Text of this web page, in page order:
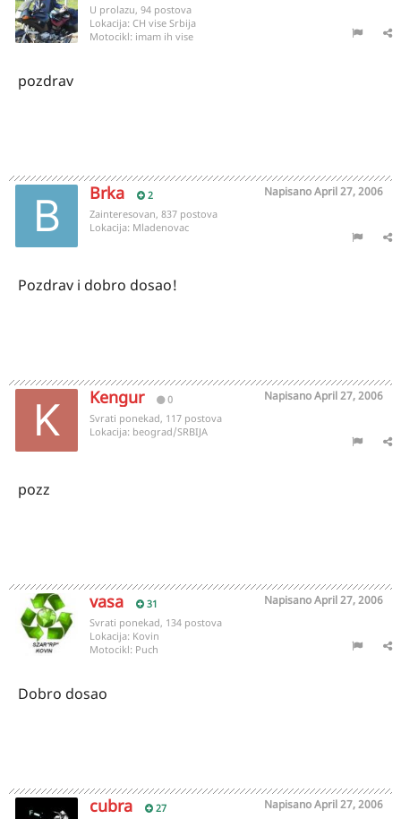
U prolazu, 94 postova
Lokacija: CH vise Srbija
Motocikl: imam ih vise
pozdrav
Brka 2 NapisanoApril 27, 2006
Zainteresovan, 837 postova
Lokacija: Mladenovac
Pozdrav i dobro dosao!
Kengur 0 NapisanoApril 27, 2006
Svrati ponekad, 117 postova
Lokacija: beograd/SRBIJA
pozz
vasa 31 NapisanoApril 27, 2006
Svrati ponekad, 134 postova
Lokacija: Kovin
Motocikl: Puch
Dobro dosao
cubra 27 NapisanoApril 27, 2006